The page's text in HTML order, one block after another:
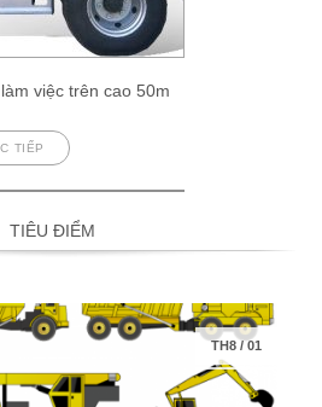
việc trên cao 50m
TIẾP
TIÊU ĐIỂM
TH8/01